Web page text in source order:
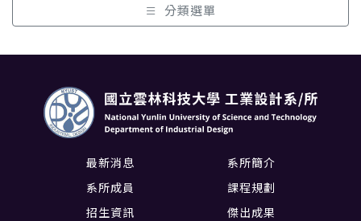
分類選單
最新消息
系所簡介
系所成員
課程規劃
招生資訊
傑出成果